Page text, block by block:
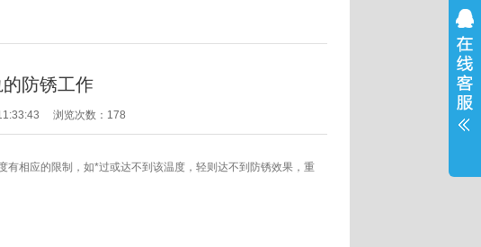
防锈工作
浏览次数： 178
相应的限制，如*过或达不到该温度，轻则达不到防锈效果，重